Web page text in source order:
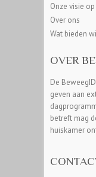
Onze visie
Over ons
Wat bieden
OVER
De
geven aan
betreft mag
huiskamer